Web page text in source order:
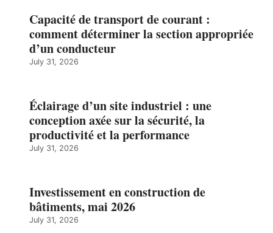
Capacité de transport de courant :
comment déterminer la section appropriée
d’un conducteur
July 31, 2026
Éclairage d’un site industriel : une
conception axée sur la sécurité, la
productivité et la performance
July 31, 2026
Investissement en construction de
bâtiments, mai 2026
July 31, 2026